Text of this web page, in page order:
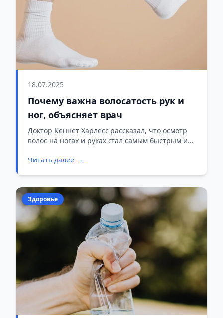
18.07.2025
Почему важна волосатость рук и
ног, объясняет врач
Доктор Кеннет Харлесс рассказал, что осмотр
волос на ногах и руках стал самым быстрым и
нейропатии.
Читать далее →
Здоровье